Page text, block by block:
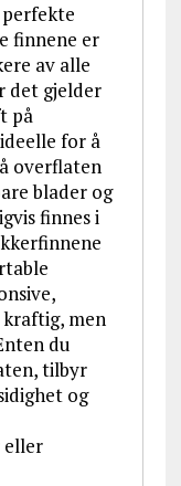
finnene er
av alle
det gjelder
på
for å
overflaten
blader og
finnes i
men
du
tilbyr
og
eller